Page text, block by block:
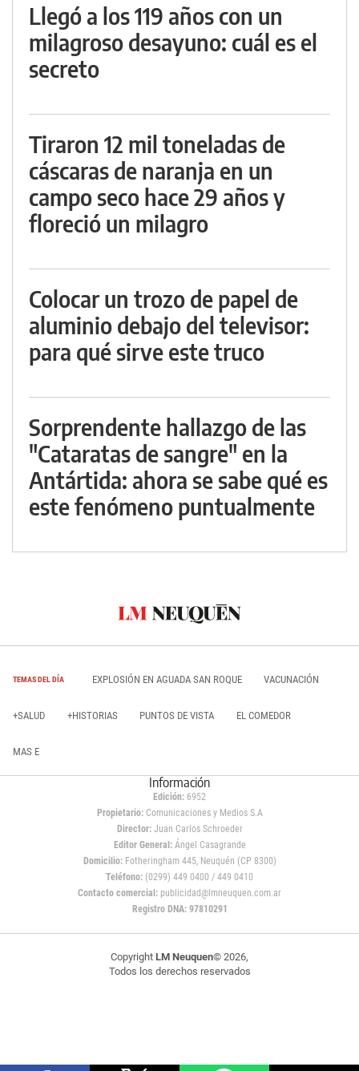
Llegó a los 119 años con un
milagroso desayuno: cuál es el
secreto
Tiraron 12 mil toneladas de
cáscaras de naranja en un
campo seco hace 29 años y
floreció un milagro
Colocar un trozo de papel de
aluminio debajo del televisor:
para qué sirve este truco
Sorprendente hallazgo de las
"Cataratas de sangre" en la
Antártida: ahora se sabe qué es
este fenómeno puntualmente
TEMAS DEL DÍA EXPLOSIÓN EN AGUADA SAN ROQUE VACUNACIÓN
+SALUD +HISTORIAS PUNTOS DE VISTA EL COMEDOR
MAS E
Información
Edición: 6952
Propietario:Comunicaciones y Medios S.A
Director: Juan Carlos Schroeder
Editor General:Ángel Casagrande
Domicilio:Fotheringham 445, Neuquén (CP 8300)
Teléfono: (0299) 449 0400 / 449 0410
Contacto comercial: publicidad@lmneuquen.com.ar
Registro DNA: 97810291
Copyright LM Neuquen© 2026,
Todos los derechos reservados